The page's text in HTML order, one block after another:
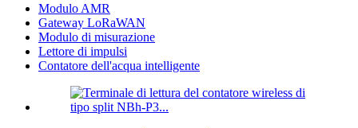
Modulo AMR
Gateway LoRaWAN
Modulo di misurazione
Lettore di impulsi
Contatore dell'acqua intelligente